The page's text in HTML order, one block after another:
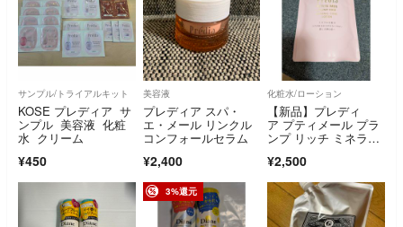
サンプル/トライアルキット
KOSE プレディア サ
ンプル 美容液 化粧
水 クリーム
¥450
美容液
プレディア スパ・
エ・メール リンクル
コンフォールセラム
¥2,400
化粧水/ローション
【新品】プレディ
ア プティメール プラ
ンプ リッチ ミネラル
¥2,500
3%還元